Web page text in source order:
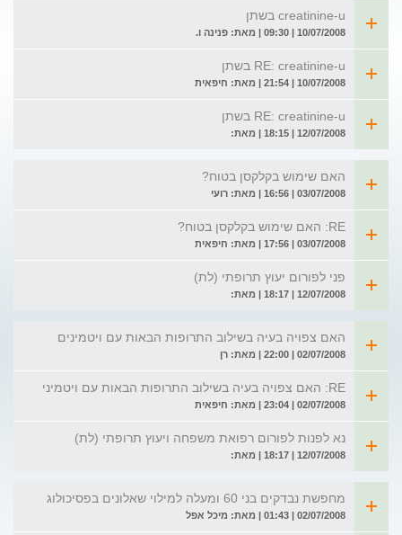
creatinine-u בשתן
10/07/2008 | 09:30 | מאת: פנינה ו.
RE: creatinine-u בשתן
10/07/2008 | 21:54 | מאת: חיפאית
RE: creatinine-u בשתן
12/07/2008 | 18:15 | מאת:
האם שימוש בקלקסן בטוח?
03/07/2008 | 16:56 | מאת: רועי
RE: האם שימוש בקלקסן בטוח?
03/07/2008 | 17:56 | מאת: חיפאית
פני לפורום יעוץ תרופתי (לת)
12/07/2008 | 18:17 | מאת:
האם צפויה בעיה בשילוב התרופות הבאות עם ויטמינים
02/07/2008 | 22:00 | מאת: רן
RE: האם צפויה בעיה בשילוב התרופות הבאות עם ויטמיני
02/07/2008 | 23:04 | מאת: חיפאית
נא לפנות לפורום רפואת משפחה ויעוץ תרופתי (לת)
12/07/2008 | 18:17 | מאת:
מחפשת נבדקים בני 60 ומעלה למילוי שאלונים בפסיכולוג
02/07/2008 | 01:43 | מאת: מיכל אפל